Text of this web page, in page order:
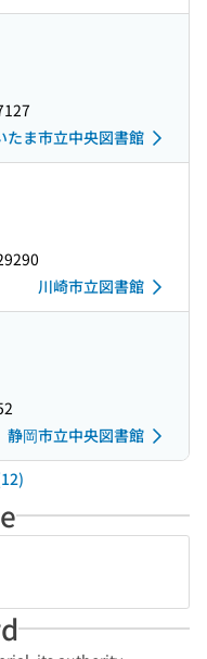
たま市立中央図書館
川崎市立図書館
静岡市立中央図書館